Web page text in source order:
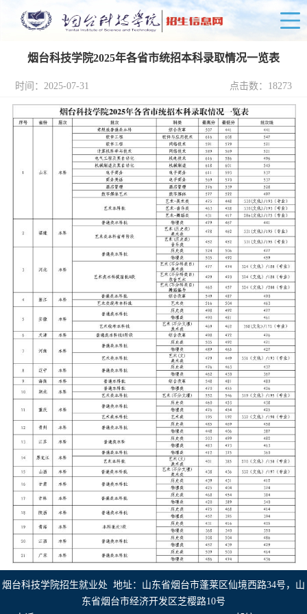
烟台科技学院2025年各省市统招本科录取情况一览表
时间：2025-07-31 点击数： 18273
烟台科技学院招生就业处 地址：山东省烟台市蓬莱区仙境西路34号，山
东省烟台市经济开发区芝樱路10号